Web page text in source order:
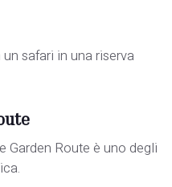
safari in una riserva
Garden Route è uno degli